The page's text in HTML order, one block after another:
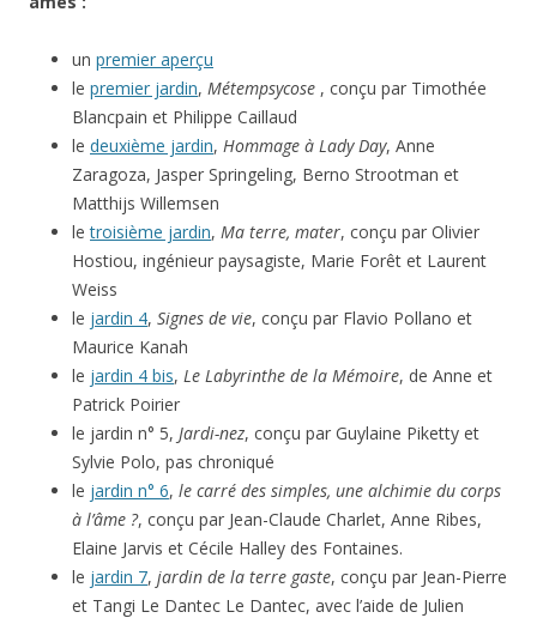
un premier aperçu
le premier jardin, Métempsycose , conçu par Timothée
Blancpain et Philippe Caillaud
le deuxième jardin, Hommage à Lady Day, Anne
Zaragoza, Jasper Springeling, Berno Strootman et
Matthijs Willemsen
letroisième jardin, Ma terre, mater, conçu par Olivier
Hostiou, ingénieur paysagiste, Marie Forêt et Laurent
Weiss
le jardin 4, Signes de vie, conçu par Flavio Pollano et
Maurice Kanah
le jardin 4 bis, Le Labyrinthe de la Mémoire, de Anne et
Patrick Poirier
le jardin n° 5, Jardi-nez, conçu par Guylaine Piketty et
Sylvie Polo, pas chroniqué
le jardin n° 6, le carré des simples, une alchimie du corps
à l’âme ?, conçu par Jean-Claude Charlet, Anne Ribes,
Elaine Jarvis et Cécile Halley des Fontaines.
le jardin 7, jardin de la terre gaste, conçu par Jean-Pierre
et Tangi Le Dantec Le Dantec, avec l’aide de Julien